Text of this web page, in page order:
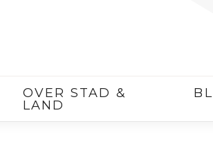
OVER STAD &
LAND